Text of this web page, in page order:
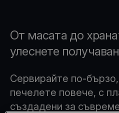
От масата до
улеснете
Сервирайте по-
печелете повече, с
създадени за